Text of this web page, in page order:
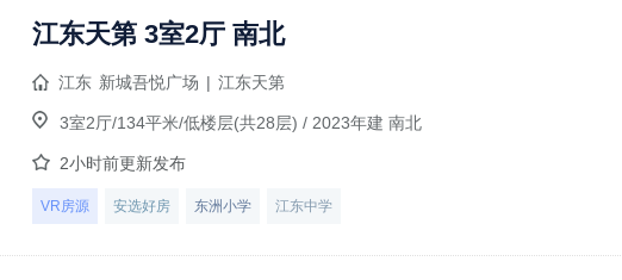
江东天第 3室2厅 南北
江东 新城吾悦广场 | 江东天第
3室2厅/134平米/低楼层(共28层) / 2023年建 南北
2小时前更新发布
VR房源 安选好房 东洲小学 江东中学